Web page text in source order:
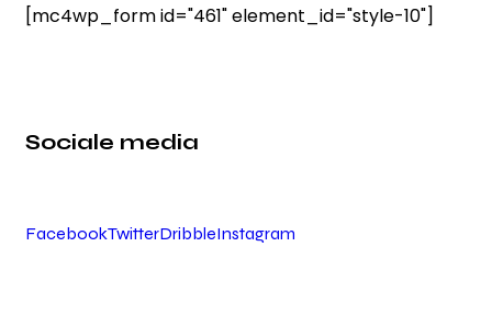
Sociale media
FacebookTwitterDribbleInstagram
[mc4wp_form id="461" element_id="style-10"]